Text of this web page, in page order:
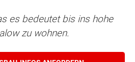
es bedeutet bis ins hohe
zu wohnen.